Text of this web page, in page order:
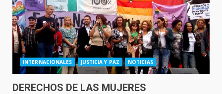
INTERNACIONALES JUSTICIA Y PAZ NOTICIAS
DERECHOS DE LAS MUJERES